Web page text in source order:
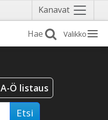
Kanavat Näytä
valikko
Valikko
A-Ö listaus
Etsi